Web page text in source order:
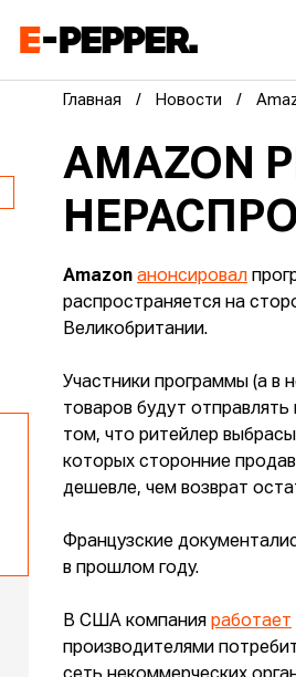
Главная Новости
AMAZON
Amazon анонсировал
распространяется на
Великобритании.
Участники программы (а в
товаров будут
том, что ритейлер
которых сторонние
дешевле, чем возврат
Французские
в прошлом году.
В США компанияработает
производителями